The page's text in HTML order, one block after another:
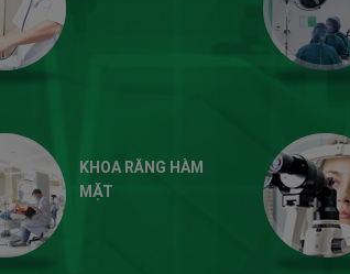
KHOA RĂNG HÀM
MẶT